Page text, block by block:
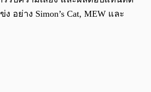
อย่าง Simon’s Cat, MEW และ